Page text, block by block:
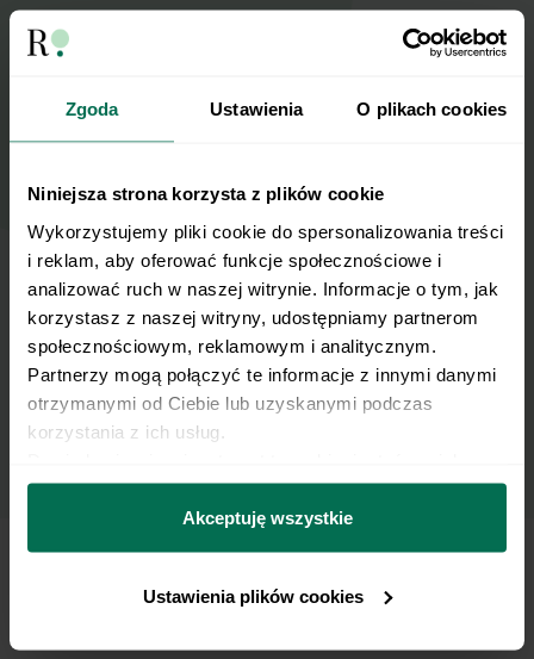
Zgoda Ustawienia O plikach cookies
Niniejsza strona korzysta z plików cookie
Wykorzystujemy pliki cookie do spersonalizowania treści
i reklam, aby oferować funkcje społecznościowe i
analizować ruch w naszej witrynie. Informacje o tym, jak
korzystasz z naszej witryny, udostępniamy partnerom
społecznościowym, reklamowym i analitycznym.
Partnerzy mogą połączyć te informacje z innymi danymi
otrzymanymi od Ciebie lub uzyskanymi podczas
korzystania z ich usług.
można się z nami skontaktować i w jaki sposób
przetwarzamy dane osobowe w ramach
prywatności.
Akceptuję wszystkie
Ustawienia plików cookies
Zapisz się do naszego Newslettera
Email
Wyślij
Wyrażam zgodę na przetwarzanie moich
danych osobowych w celu otrzymywania
Newslettera i potwierdzam zapoznanie się z
polityką prywatności